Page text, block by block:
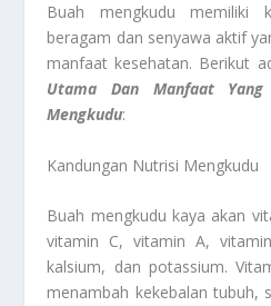
Buah mengkudu memiliki
beragam dan senyawa aktif
manfaat kesehatan. Berikut
Utama Dan Manfaat
Mengkudu:
Kandungan Nutrisi Mengkudu
Buah mengkudu kaya akan
vitamin C, vitamin A,
kalsium, dan potassium.
menambah kekebalan tubuh,